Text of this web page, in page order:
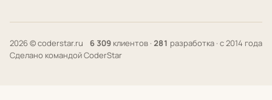
2026 © coderstar.ru 6 309 клиентов · 281 разработка · с 2014 года
Сделано командой CoderStar